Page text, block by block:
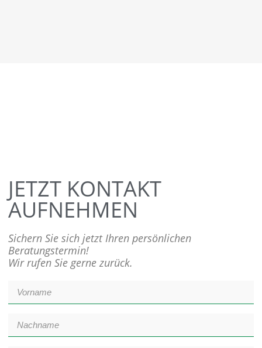
JETZT KONTAKT
AUFNEHMEN
Sichern Sie sich jetzt Ihren persönlichen
Beratungstermin!
Wir rufen Sie gerne zurück.